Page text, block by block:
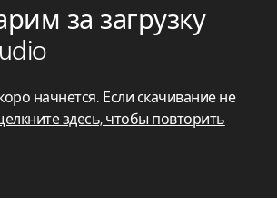
за загрузку
начнется. Если скачивание не
здесь, чтобы повторить